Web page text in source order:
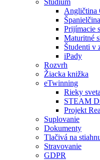
Angličtina
Španielčina
Prijímacie
Maturitné
Študenti v
iPady
Rozvrh
Žiacka knižka
eTwinning
Rieky sveta
STEAM
Projekt
Suplovanie
Dokumenty
Tlačivá na
Stravovanie
GDPR